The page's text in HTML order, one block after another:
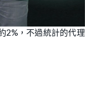
2%，不過統計的代理